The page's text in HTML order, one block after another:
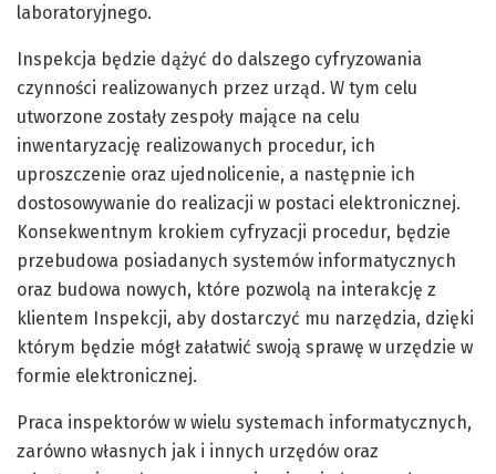
laboratoryjnego.
Inspekcja będzie dążyć do dalszego cyfryzowania
czynności realizowanych przez urząd. W tym celu
utworzone zostały zespoły mające na celu
inwentaryzację realizowanych procedur, ich
uproszczenie oraz ujednolicenie, a następnie ich
dostosowywanie do realizacji w postaci elektronicznej.
Konsekwentnym krokiem cyfryzacji procedur, będzie
przebudowa posiadanych systemów informatycznych
oraz budowa nowych, które pozwolą na interakcję z
klientem Inspekcji, aby dostarczyć mu narzędzia, dzięki
którym będzie mógł załatwić swoją sprawę w urzędzie w
formie elektronicznej.
Praca inspektorów w wielu systemach informatycznych,
zarówno własnych jak i innych urzędów oraz